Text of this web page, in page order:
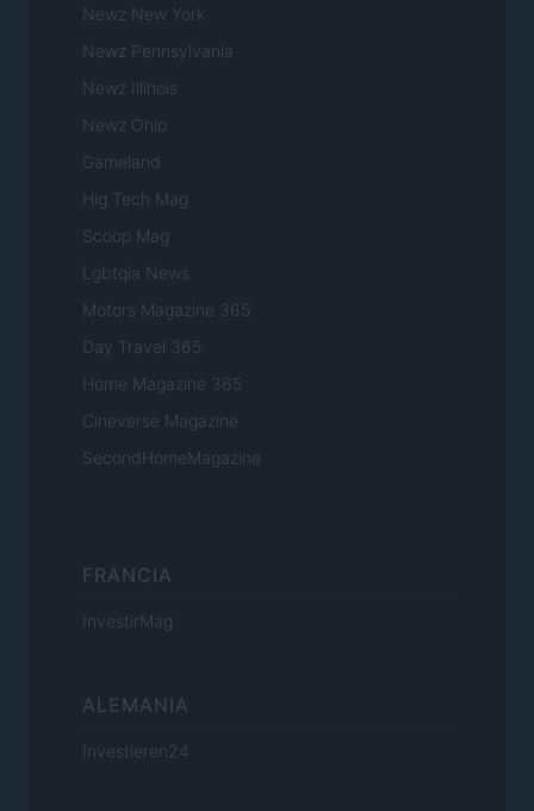
Newz New York
Newz Pennsylvania
Newz Illinois
Newz Ohio
Gameland
Hig Tech Mag
Scoop Mag
Lgbtqia News
Motors Magazine 365
Day Travel 365
Home Magazine 365
Cineverse Magazine
SecondHomeMagazine
FRANCIA
InvestirMag
ALEMANIA
Investieren24